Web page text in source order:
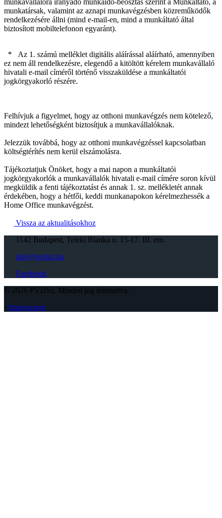
munkatársak, valamint az aznapi munkavégzésben közreműködők
rendelkezésére állni (mind e-mail-en, mind a munkáltató által
biztosított mobiltelefonon egyaránt).
* Az 1. számú melléklet digitális aláírással aláírható, amennyiben
ez nem áll rendelkezésre, elegendő a kitöltött kérelem munkavállaló
hivatali e-mail címéről történő visszaküldése a munkáltatói
jogkörgyakorló részére.
Felhívjuk a figyelmet, hogy az otthoni munkavégzés nem kötelező,
mindezt lehetőségként biztosítjuk a munkavállalóknak.
Jelezzük továbbá, hogy az otthoni munkavégzéssel kapcsolatban
költségtérítés nem kerül elszámolásra.
Tájékoztatjuk Önöket, hogy a mai napon a munkáltatói
jogkörgyakorlók a munkavállalók hivatali e-mail címére soron kívül
megküldik a fenti tájékoztatást és annak 1. sz. mellékletét annak
érdekében, hogy a hétfői, keddi munkanapokon kérelmezhessék a
Home Office munkavégzést.
Vissza az aktualitásokhoz
1142 Budapest, Teleki Blanka u. 15-17. III. em.
info@pvdsz.hu
Facebook
© 2026 PVDSz. Minden jog fenntartva.
· Impresszum